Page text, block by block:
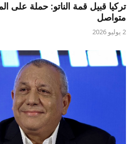
تركيا قبيل قمة الناتو: حملة
متواصل
2 يوليو 2026